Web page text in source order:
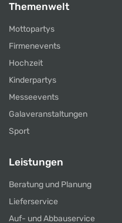
Themenwelt
Mottopartys
Firmenevents
Hochzeit
Kinderpartys
Messeevents
Galaveranstaltungen
Sport
Leistungen
Beratung und Planung
Lieferservice
Auf- und Abbauservice